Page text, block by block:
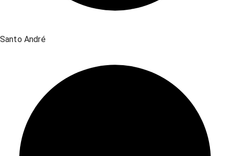
Santo André